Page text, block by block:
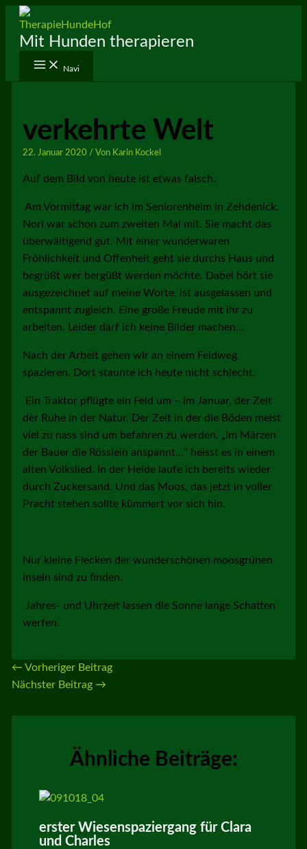
Zum
Inhalt
springen
Mit Hunden therapieren
Navi
verkehrte Welt
22. Januar 2020 / Von Karin Kockel
Auf dem Bild von heute ist etwas falsch.
Am Vormittag war ich im Seniorenheim in Zehdenick.
Nori war schon zum zweiten Mal mit. Sie macht das
überwältigend gut. Mit einer wunderwaren
Fröhlichkeit und Offenheit geht sie durchs Haus und
begrüßt wer bergüßt werden möchte. Dabei hört sie
ausgezeichnet auf meine Worte, ist ausgelassen und
entspannt zugleich. Eine große Freude mit ihr zu
arbeiten. Leider darf ich keine Bilder machen…
Nach der Arbeit gehen wir an einem Feldweg
spazieren. Dort staunte ich heute nicht schlecht.
Ein Traktor pflügte ein Feld um – im Januar, der Zeit
der Ruhe in der Natur. Der Zeit in der die Böden meist
viel zu nass sind um befahren zu werden. „Im Märzen
der Bauer die Rösslein anspannt…“ heisst es in einem
alten Volkslied. In der Heide laufe ich bereits wieder
durch Zuckersand. Und das Moos, das jetzt in voller
Pracht stehen sollte kümmert vor sich hin.
Nur kleine Flecken der wunderschönen moosgrünen
Inseln sind zu finden.
Jahres- und Uhrzeit lassen die Sonne lange Schatten
werfen.
← Vorheriger Beitrag
Nächster Beitrag →
Ähnliche Beiträge:
erster Wiesenspaziergang für Clara
und Charles